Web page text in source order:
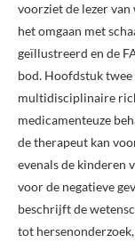
voorziet de lezer
het omgaan met
geïllustreerd en de
bod. Hoofdstuk twee
multidisciplinaire
medicamenteuze
de therapeut kan
evenals de kinderen
voor de negatieve
beschrijft de
tot